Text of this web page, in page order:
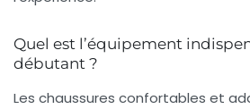
Quel est l’équipement
débutant ?
Les chaussures confortables et